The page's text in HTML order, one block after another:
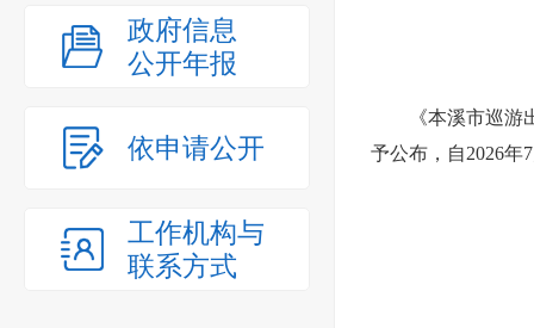
政府信息
公开年报
依申请公开
工作机构与
联系方式
《本溪市巡游出
予公布，自2026年